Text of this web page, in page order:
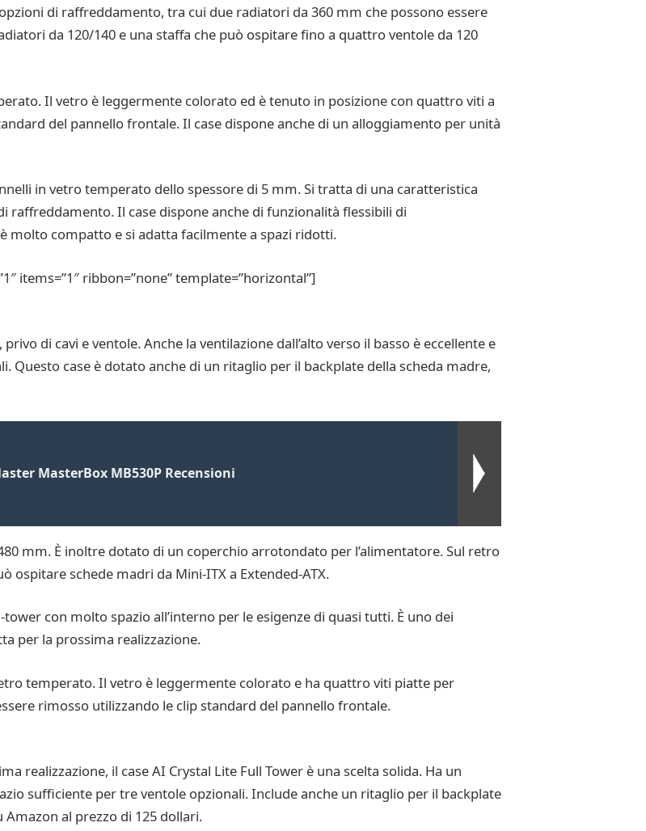
di raffreddamento, tra cui due radiatori da 360 mm che possono essere
da 120/140 e una staffa che può ospitare fino a quattro ventole da 120
Il vetro è leggermente colorato ed è tenuto in posizione con quattro viti a
del pannello frontale. Il case dispone anche di un alloggiamento per unità
in vetro temperato dello spessore di 5 mm. Si tratta di una caratteristica
raffreddamento. Il case dispone anche di funzionalità flessibili di
molto compatto e si adatta facilmente a spazi ridotti.
items=”1″ ribbon=”none” template=”horizontal”]
di cavi e ventole. Anche la ventilazione dall’alto verso il basso è eccellente e
Questo case è dotato anche di un ritaglio per il backplate della scheda madre,
MasterBox MB530P Recensioni
mm. È inoltre dotato di un coperchio arrotondato per l’alimentatore. Sul retro
ospitare schede madri da Mini-ITX a Extended-ATX.
con molto spazio all’interno per le esigenze di quasi tutti. È uno dei
per la prossima realizzazione.
temperato. Il vetro è leggermente colorato e ha quattro viti piatte per
rimosso utilizzando le clip standard del pannello frontale.
realizzazione, il case AI Crystal Lite Full Tower è una scelta solida. Ha un
sufficiente per tre ventole opzionali. Include anche un ritaglio per il backplate
Amazon al prezzo di 125 dollari.